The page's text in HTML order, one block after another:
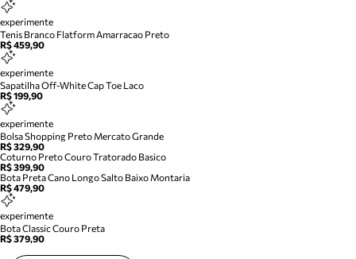
experimente
Tenis Branco Flatform Amarracao Preto
R$ 459,90
experimente
Sapatilha Off-White Cap Toe Laco
R$ 199,90
experimente
Bolsa Shopping Preto Mercato Grande
R$ 329,90
Coturno Preto Couro Tratorado Basico
R$ 399,90
Bota Preta Cano Longo Salto Baixo Montaria
R$ 479,90
experimente
Bota Classic Couro Preta
R$ 379,90